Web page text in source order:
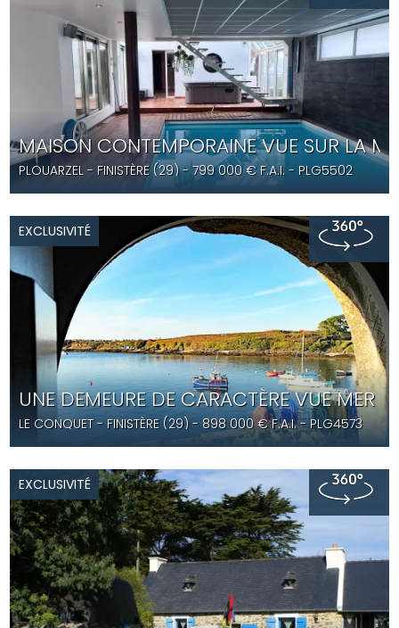
MAISON CONTEMPORAINE VUE SUR LA
PLOUARZEL- FINISTÈRE (29) -799 000€ F.A.I. - PLG5502
UNE DEMEURE DE CARACTÈRE VUE MER
LE CONQUET- FINISTÈRE (29) - 898 000€ F.A.I.- PLG4573
EXCLUSIVITÉ
EXCLUSIVITÉ